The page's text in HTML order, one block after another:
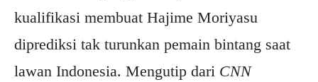
kualifikasi membuat Hajime Moriyasu
diprediksi tak turunkan pemain bintang saat
lawan Indonesia. Mengutip dari CNN